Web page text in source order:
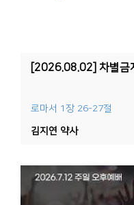
[2026.08.02] 차별금
로마서 1장 26-27절
김지연 약사